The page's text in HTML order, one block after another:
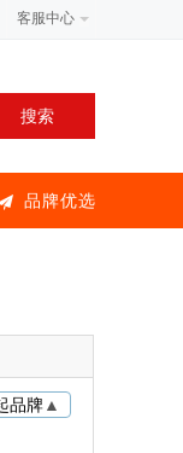
客服中心
品牌优选
品牌▲